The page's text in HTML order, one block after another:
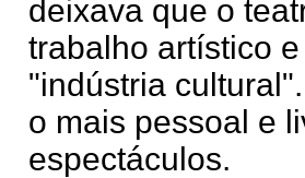
deixava que o
trabalho artístico
"indústria
o mais pessoal e
espectáculos.